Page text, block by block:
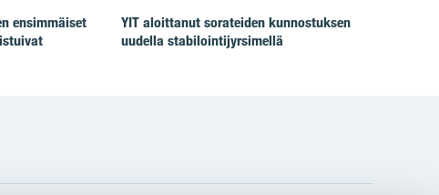
ensimmäiset
YIT aloittanut sorateiden kunnostuksen
uudella stabilointijyrsimellä